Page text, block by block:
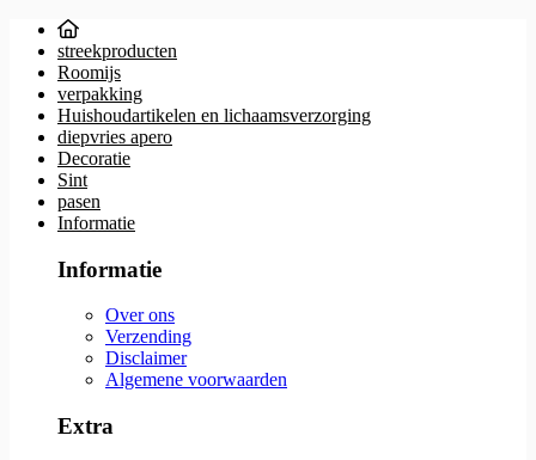
streekproducten
Roomijs
verpakking
Huishoudartikelen en lichaamsverzorging
diepvries apero
Decoratie
Sint
pasen
Informatie
Informatie
Over ons
Verzending
Disclaimer
Algemene voorwaarden
Extra